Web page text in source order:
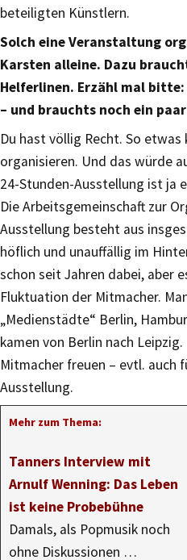
beteiligten Künstlern.
Solch eine Veranstaltung
Karsten alleine. Dazu
Helferlinen. Erzähl mal
– und brauchts noch ein
Du hast völlig Recht. So etwas
organisieren. Und das würde
24-Stunden-Ausstellung ist ja
Die Arbeitsgemeinschaft zur
Ausstellung besteht aus
höflich und unauffällig im
schon seit Jahren dabei, aber
Fluktuation der Mitmacher.
„Medienstädte“ Berlin,
kamen von Berlin nach
Mitmacher freuen – evtl. auch
Ausstellung.
Mehr zum Thema:
Tanners Interview mit
Arnulf Wenning: Das Leben
ist keine Probebühne
Damals, als Popmusik noch
ohne Diskussionen …